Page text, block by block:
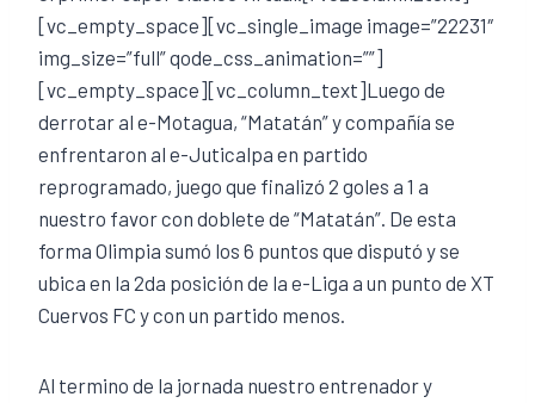
[vc_empty_space][vc_single_image image=”22231″
img_size=”full” qode_css_animation=””]
[vc_empty_space][vc_column_text]Luego de
derrotar al e-Motagua, “Matatán” y compañía se
enfrentaron al e-Juticalpa en partido
reprogramado, juego que finalizó 2 goles a 1 a
nuestro favor con doblete de “Matatán”. De esta
forma Olimpia sumó los 6 puntos que disputó y se
ubica en la 2da posición de la e-Liga a un punto de XT
Cuervos FC y con un partido menos.
Al termino de la jornada nuestro entrenador y